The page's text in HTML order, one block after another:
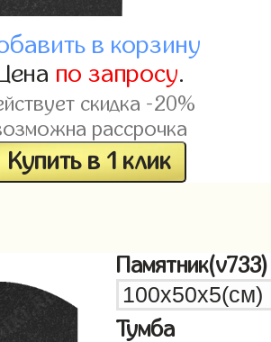
в корзину
по запросу.
скидка -20%
рассрочка
Купить в 1 клик
Памятник(v733)
Тумба